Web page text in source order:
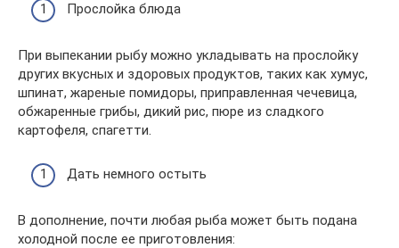
Прослойка блюда
При выпекании рыбу можно укладывать на прослойку
других вкусных и здоровых продуктов, таких как хумус,
шпинат, жареные помидоры, приправленная чечевица,
обжаренные грибы, дикий рис, пюре из сладкого
картофеля, спагетти.
Дать немного остыть
В дополнение, почти любая рыба может быть подана
холодной после ее приготовления: